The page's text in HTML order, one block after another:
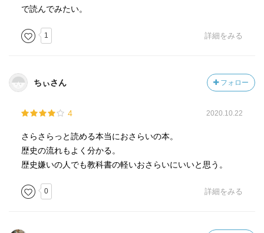
で読んでみたい。
1 詳細をみる
ちぃさん フォロー
4 2020.10.22
さらさらっと読める本当におさらいの本。
歴史の流れもよく分かる。
歴史嫌いの人でも教科書の軽いおさらいにいいと思う。
0 詳細をみる